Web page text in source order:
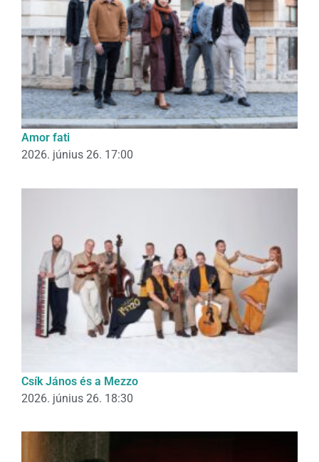
Amor fati
2026. június 26. 17:00
Csík János és a Mezzo
2026. június 26. 18:30